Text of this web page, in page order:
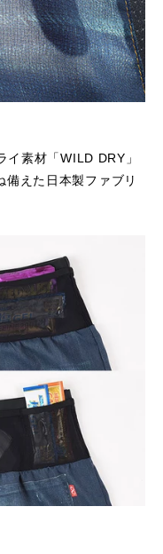
64 68
99.5 103.5
寸法と比較頂けます。
す。予めご了承ください。
設計となっておりま
上
のご選択をおすすめ
を採用。ウエスト部分
を抑える機能性が加わ
たが、今回は全サイズ
自由度が大きく向上し
合わせた際の履き心地
成形を、ぜひ体感し
ムⅥ」へ向けた開発も
素材「WILD DRY」
えた日本製ファブリ